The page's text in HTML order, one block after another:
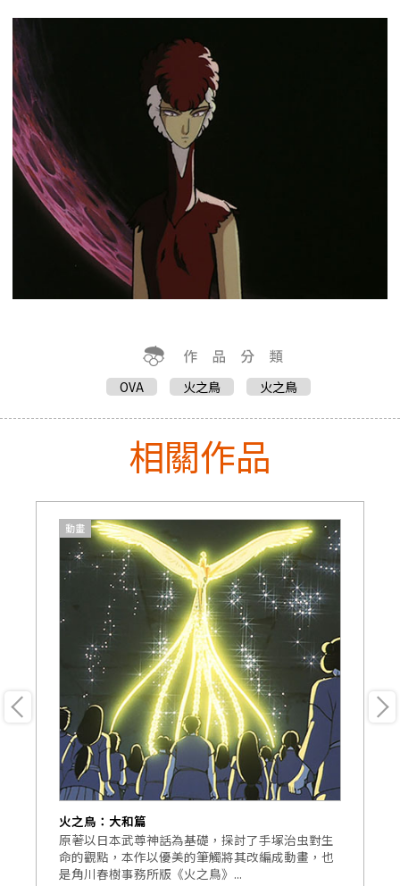
OVA 火之鳥 火之鳥
相關作品
動畫
火之鳥：大和篇
原著以日本武尊神話為基礎，探討了手塚治虫對生
命的觀點，本作以優美的筆觸將其改編成動畫，也
是角川春樹事務所版《火之鳥》...